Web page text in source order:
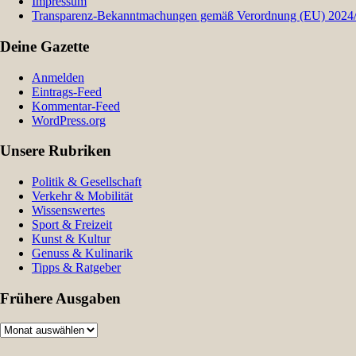
Transparenz-Bekanntmachungen gemäß Verordnung (EU)
Deine Gazette
Anmelden
Eintrags-Feed
Kommentar-Feed
WordPress.org
Unsere Rubriken
Politik & Gesellschaft
Verkehr & Mobilität
Wissenswertes
Sport & Freizeit
Kunst & Kultur
Genuss & Kulinarik
Tipps & Ratgeber
Frühere Ausgaben
Frühere